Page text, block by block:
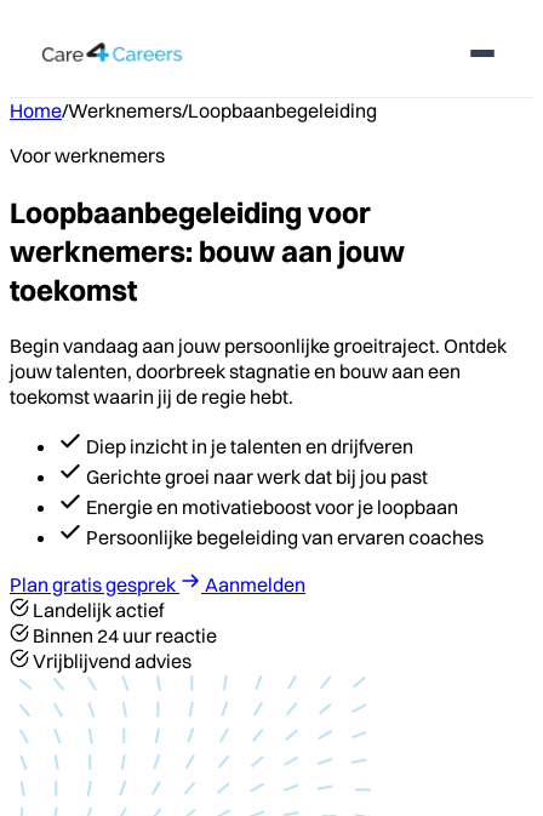
Home/Werknemers/Loopbaanbegeleiding
Voor werknemers
Loopbaanbegeleiding voor
werknemers: bouw aan jouw
toekomst
Begin vandaag aan jouw persoonlijke groeitraject. Ontdek
jouw talenten, doorbreek stagnatie en bouw aan een
toekomst waarin jij de regie hebt.
Diep inzicht in je talenten en drijfveren
Gerichte groei naar werk dat bij jou past
Energie en motivatieboost voor je loopbaan
Persoonlijke begeleiding van ervaren coaches
Plan gratis gesprek
Aanmelden
Landelijk actief
Binnen 24 uur reactie
Vrijblijvend advies